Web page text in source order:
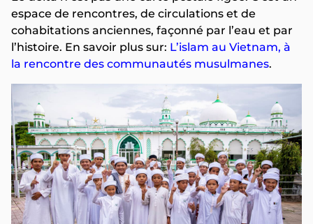
espace de rencontres, de circulations et de
cohabitations anciennes, façonné par l’eau et par
l’histoire. En savoir plus sur: L’islam au Vietnam, à
la rencontre des communautés musulmanes.